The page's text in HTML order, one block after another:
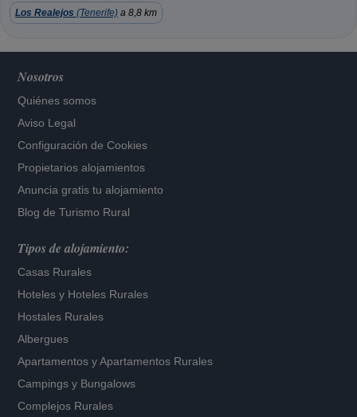
Los Realejos (Tenerife) a 8,8 km
Nosotros
Quiénes somos
Aviso Legal
Configuración de Cookies
Propietarios alojamientos
Anuncia gratis tu alojamiento
Blog de Turismo Rural
Tipos de alojamiento:
Casas Rurales
Hoteles y Hoteles Rurales
Hostales Rurales
Albergues
Apartamentos yApartamentos Rurales
Campings y Bungalows
Complejos Rurales